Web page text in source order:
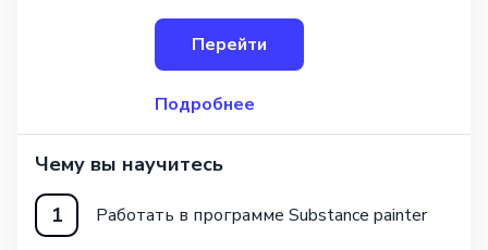
моделлера и 2D-художника, в основе
которой лежит использ
Перейти
Подробнее
Чему вы научитесь
1
Работать в программе Substance painter